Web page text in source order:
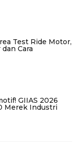
Test Ride Motor,
Cara
GIIAS 2026
Merek Industri